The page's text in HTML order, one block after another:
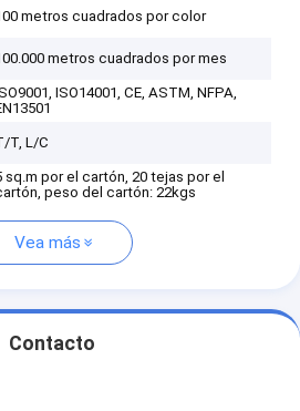
metros cuadrados por color
metros cuadrados por mes
ISO14001, CE, ASTM, NFPA,
T, L/C
sq.m por el cartón, 20 tejas por el
peso del cartón: 22kgs
Vea más
Contacto